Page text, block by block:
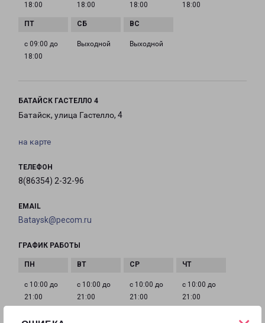
18:00
18:00
18:00
18:00
с 09:00 до
18:00
Выходной Выходной
БАТАЙСК ГАСТЕЛЛО 4
Батайск, улица Гастелло, 4
на карте
ТЕЛЕФОН
8(86354) 2-32-96
EMAIL
Bataysk@pecom.ru
ГРАФИК РАБОТЫ
с 10:00 до
21:00
с 10:00 до
21:00
с 10:00 до
21:00
с 10:00 до
21:00